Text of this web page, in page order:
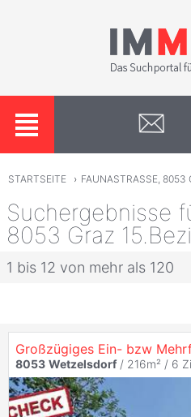
STARTSEITE › FAUNASTRASSE, 8053
Suchergebnisse
8053 Graz
1 bis 12 von mehr als 120
8053 Wetzelsdorf / 216m² / 6